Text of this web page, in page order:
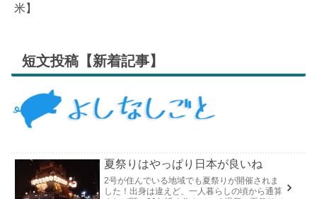
米】
短文投稿【新着記事】
夏祭りはやっぱり日本が良いね
2号が住んでいる地域でも夏祭りが開催されま
した！出身は違えど、一人暮らしの頃から通算